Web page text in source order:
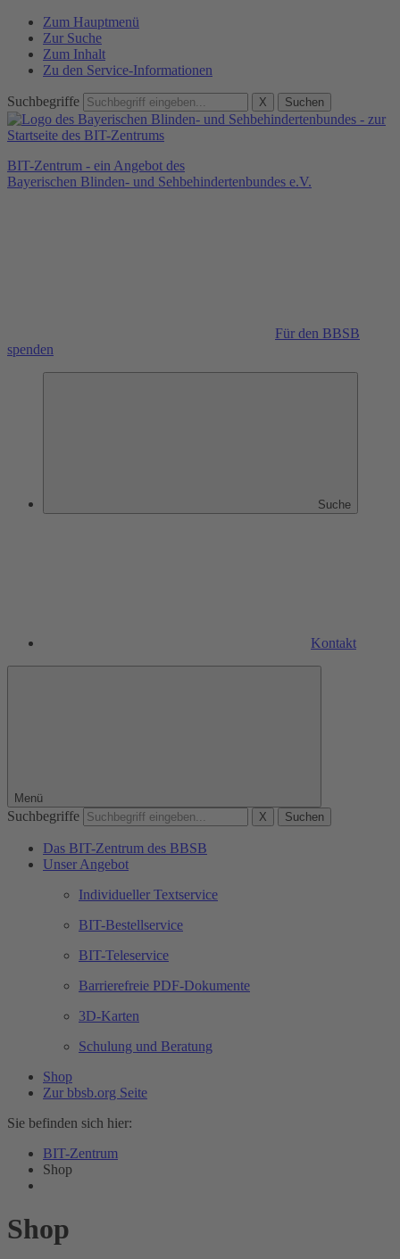
Zum Hauptmenü
Zur Suche
Zum Inhalt
Zu den Service-Informationen
Suchbegriffe X Suchen
BIT-Zentrum - ein Angebot des
Bayerischen Blinden- und Sehbehindertenbundes e.V.
Für den BBSB
spenden
Suche
Kontakt
Menü
Suchbegriffe X Suchen
Das BIT-Zentrum des BBSB
Unser Angebot
Individueller Textservice
BIT-Bestellservice
BIT-Teleservice
Barrierefreie PDF-Dokumente
3D-Karten
Schulung und Beratung
Shop
Zur bbsb.org Seite
Sie befinden sich hier:
BIT-Zentrum
Shop
Shop